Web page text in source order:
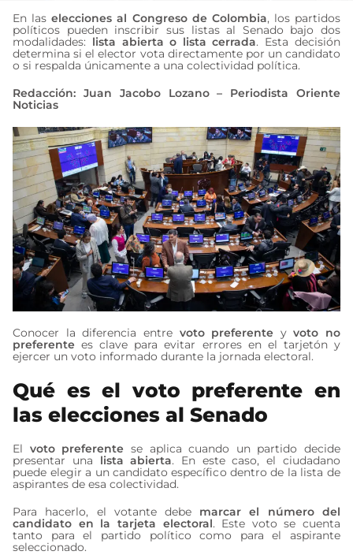
En laselecciones al Congreso de Colombia, los partidos
políticos pueden inscribir sus listas al Senado bajo dos
modalidades: lista abierta o lista cerrada. Esta decisión
determina si el elector vota directamente por un candidato
o si respalda únicamente a una colectividad política.
Redacción: Juan Jacobo Lozano – Periodista Oriente
Noticias
Conocer la diferencia entre voto preferente yvoto no
preferente es clave para evitar errores en el tarjetón y
ejercer un voto informado durante la jornada electoral.
Qué es el voto preferente en
las elecciones al Senado
El voto preferente se aplica cuando un partido decide
presentar una lista abierta. En este caso, el ciudadano
puede elegir a un candidato específico dentro de la lista de
aspirantes de esa colectividad.
Para hacerlo, el votante debe marcar el número del
candidato en la tarjeta electoral. Este voto se cuenta
tanto para el partido político como para el aspirante
seleccionado.